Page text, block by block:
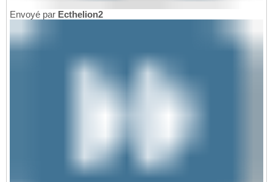
Envoyé par Ecthelion2